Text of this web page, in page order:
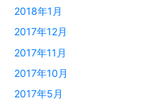
2018年1月
2017年12月
2017年11月
2017年10月
2017年5月